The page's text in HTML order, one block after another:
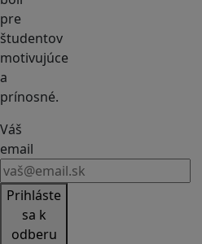
pre
študentov
motivujúce
a
prínosné.
Váš
email
Prihláste
sa k
odberu